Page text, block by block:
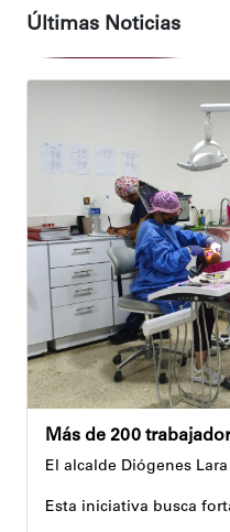
Últimas Noticias
El alcalde Diógenes
Esta iniciativa busca